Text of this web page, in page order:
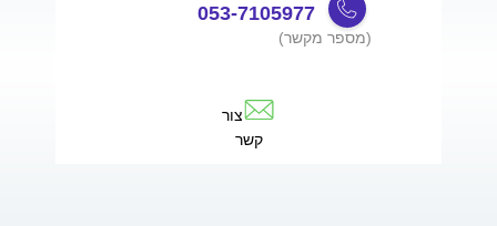
053-7105977
(מספר מקשר)
צור
קשר